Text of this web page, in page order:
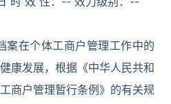
案在个体工商户管理工作中的
康发展，根据《中华人民共和
商户管理暂行条例》的有关规